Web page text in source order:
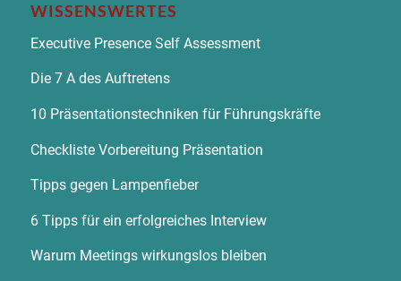
WISSENSWERTES
Executive Presence Self Assessment
Die 7 A des Auftretens
10 Präsentationstechniken für Führungskräfte
Checkliste Vorbereitung Präsentation
Tipps gegen Lampenfieber
6 Tipps für ein erfolgreiches Interview
Warum Meetings wirkungslos bleiben